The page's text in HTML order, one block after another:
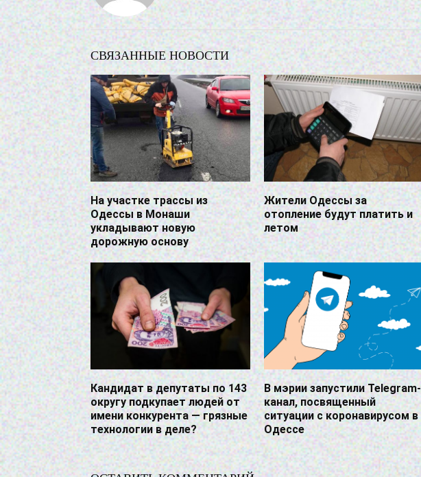
СВЯЗАННЫЕ НОВОСТИ
На участке трассы из
Одессы в Монаши
укладывают новую
дорожную основу
Жители Одессы за
отопление будут платить и
летом
Кандидат в депутаты по 143
округу подкупает людей от
имени конкурента — грязные
технологии в деле?
В мэрии запустили Telegram-
канал, посвященный
ситуации с коронавирусом в
Одессе